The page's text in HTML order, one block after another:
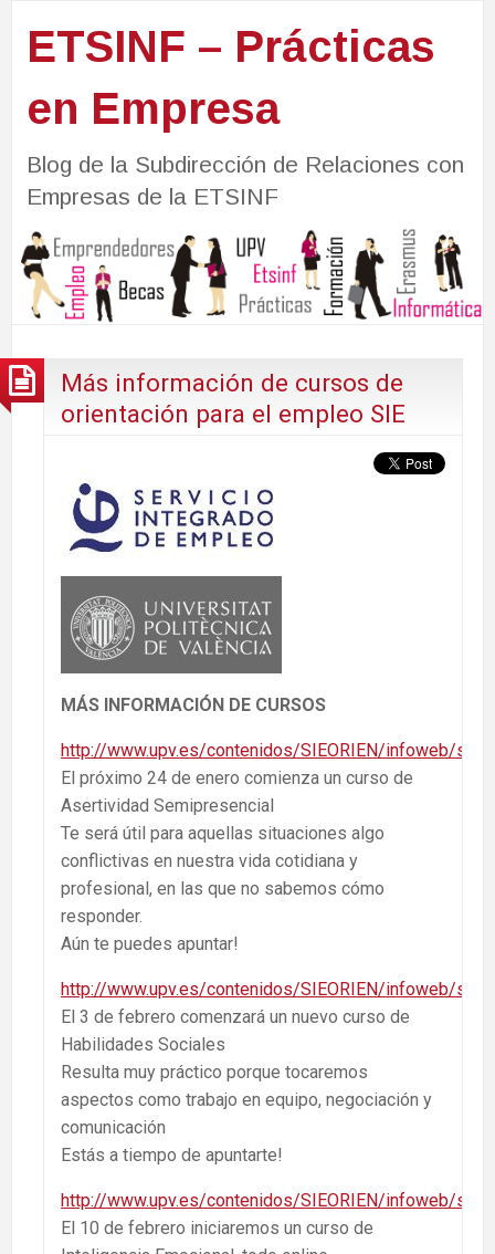
ETSINF – Prácticas
en Empresa
Blog de la Subdirección de Relaciones con
Empresas de la ETSINF
Más información de cursos de
orientación para el empleo SIE
MÁS INFORMACIÓN DE CURSOS
http://www.upv.es/contenidos/SIEORIEN/infoweb/
El próximo 24 de enero comienza un curso de
Asertividad Semipresencial
Te será útil para aquellas situaciones algo
conflictivas en nuestra vida cotidiana y
profesional, en las que no sabemos cómo
responder.
Aún te puedes apuntar!
http://www.upv.es/contenidos/SIEORIEN/infoweb/
El 3 de febrero comenzará un nuevo curso de
Habilidades Sociales
Resulta muy práctico porque tocaremos
aspectos como trabajo en equipo, negociación y
comunicación
Estás a tiempo de apuntarte!
http://www.upv.es/contenidos/SIEORIEN/infoweb/
El 10 de febrero iniciaremos un curso de